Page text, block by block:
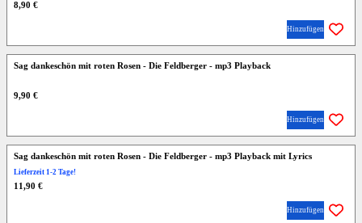
8,90 €
Hinzufügen
Sag dankeschön mit roten Rosen - Die Feldberger - mp3 Playback
9,90 €
Hinzufügen
Sag dankeschön mit roten Rosen - Die Feldberger - mp3 Playback mit Lyrics
Lieferzeit 1-2 Tage!
11,90 €
Hinzufügen